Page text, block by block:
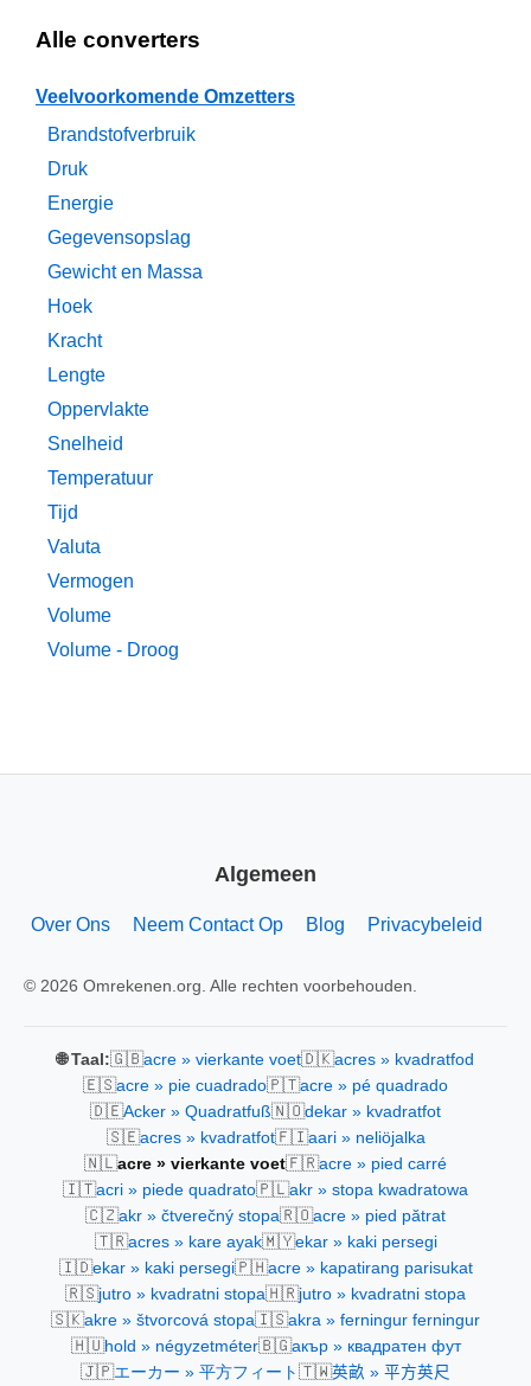
Alle converters
Veelvoorkomende Omzetters
Brandstofverbruik
Druk
Energie
Gegevensopslag
Gewicht en Massa
Hoek
Kracht
Lengte
Oppervlakte
Snelheid
Temperatuur
Tijd
Valuta
Vermogen
Volume
Volume - Droog
Algemeen
Over Ons Neem Contact Op Blog Privacybeleid
© 2026 Omrekenen.org. Alle rechten voorbehouden.
🌐 Taal:🇬🇧acre » vierkante voet🇩🇰acres » kvadratfod
🇪🇸acre » pie cuadrado🇵🇹acre » pé quadrado
🇩🇪Acker » Quadratfuß🇳🇴dekar » kvadratfot
🇸🇪acres » kvadratfot🇫🇮aari » neliöjalka
🇳🇱acre » vierkante voet🇫🇷acre » pied carré
🇮🇹acri » piede quadrato🇵🇱akr » stopa kwadratowa
🇨🇿akr » čtverečný stopa🇷🇴acre » pied pătrat
🇹🇷acres » kare ayak🇲🇾ekar » kaki persegi
🇮🇩ekar » kaki persegi🇵🇭acre » kapatirang parisukat
🇷🇸jutro » kvadratni stopa🇭🇷jutro » kvadratni stopa
🇸🇰akre » štvorcová stopa🇮🇸akra » ferningur ferningur
🇭🇺hold » négyzetméter🇧🇬акър » квадратен фут
🇯🇵エーカー » 平方フィート 🇹🇼英畝 » 平方英尺